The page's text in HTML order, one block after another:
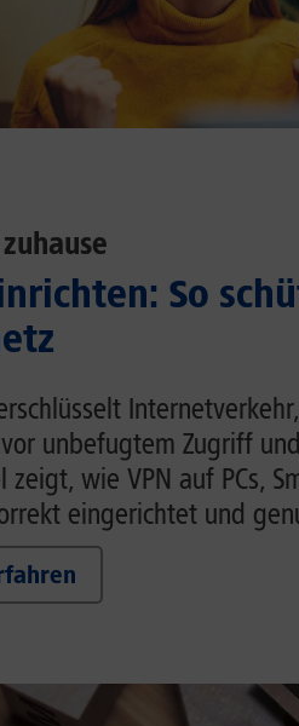
So
unbefugtem Zugriff
zeigt, wie VPN auf PCs,
eingerichtet und